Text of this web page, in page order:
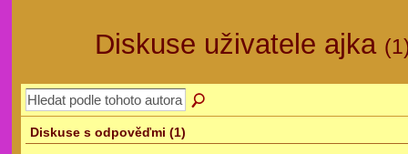
Diskuse uživatele ajka
Diskuse s odpověďmi (1)